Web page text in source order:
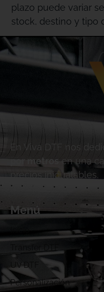
plazo puede variar
stock, destino y tipo
En Viva DTF nos
por metros
en una
precios inigualables.
Menú
UV DTF
Personalización